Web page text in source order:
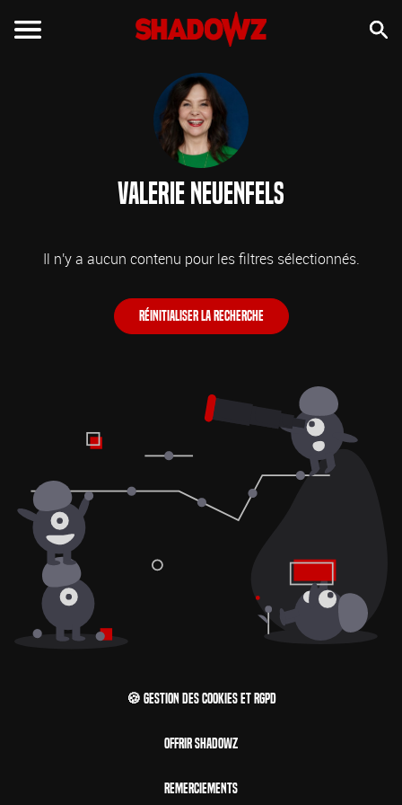
Valerie Neuenfels
Il n'y a aucun contenu pour les filtres sélectionnés.
Réinitialiser la recherche
🍪 Gestion des cookies et RGPD
Offrir Shadowz
Remerciements